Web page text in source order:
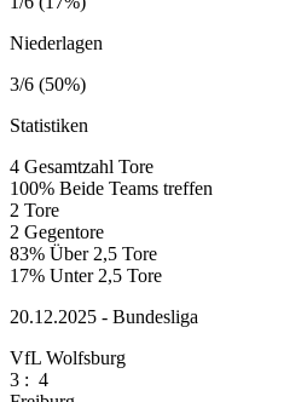
Niederlagen
3/6 (50%)
Statistiken
4 Gesamtzahl Tore
100% Beide Teams treffen
2 Tore
2 Gegentore
83% Über 2,5 Tore
17% Unter 2,5 Tore
20.12.2025 - Bundesliga
VfL Wolfsburg
3 : 4